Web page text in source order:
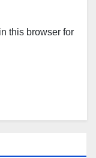
this browser for